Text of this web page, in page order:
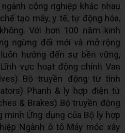
công nghiệp khác nhau
tạo máy, y tế, tự động hóa,
Với hơn 100 năm kinh
ngừng đổi mới và mở rộng
hướng đến sự bền vững,
vực hoạt động chính Van
Bộ truyền động từ tính
Phanh & ly hợp điện từ
& Brakes) Bộ truyền động
Ứng dụng của Bộ ly hợp
Ngành ô tô Máy móc xây